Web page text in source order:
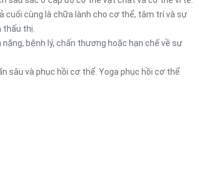
cuối cùng là chữa lành cho cơ thể, tâm trí và sự
thị.
bệnh lý, chấn thương hoặc hạn chế về sự
sâu và phục hồi cơ thể. Yoga phục hồi cơ thể